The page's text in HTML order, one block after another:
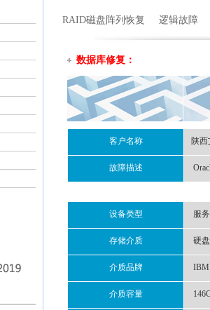
RAID磁盘阵列恢复 逻辑故障
数据库修复：
客户名称 陕
故障描述
设备类型 服
存储介质 硬盘
介质品牌 IBM
介质容量